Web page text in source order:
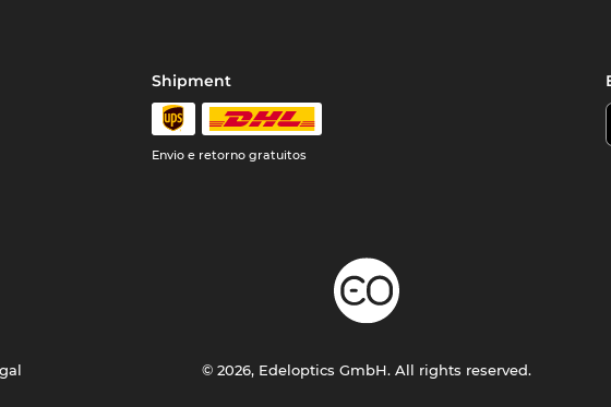
Shipment
Envio e retorno gratuitos
© 2026, Edeloptics GmbH. All rights reserved.